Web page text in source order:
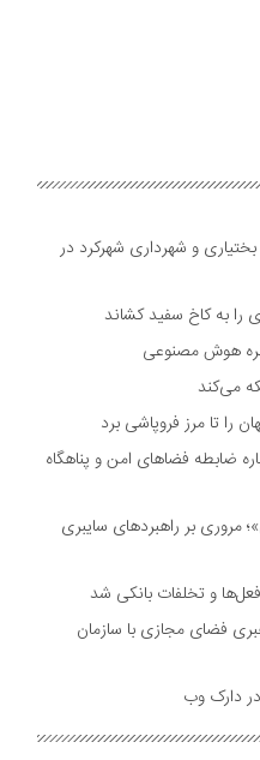
و شهرداری شهرکرد در
به کاخ سفید کشاند
هوش مصنوعی
می‌کند
تا مرز فروپاشی برد
ضابطه فضا‌های امن و پناهگاه
بر راهبرد‌های سایبری
و تخلفات بانکی شد
فضای مجازی با سازمان